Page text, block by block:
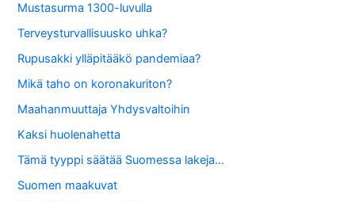
Mustasurma 1300-luvulla
Terveysturvallisuusko uhka?
Rupusakki ylläpitääkö pandemiaa?
Mikä taho on koronakuriton?
Maahanmuuttaja Yhdysvaltoihin
Kaksi huolenahetta
Tämä tyyppi säätää Suomessa lakeja…
Suomen maakuvat